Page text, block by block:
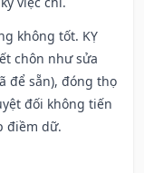
không tốt. KỴ
chôn như sửa
để sẵn), đóng thọ
đối không tiến
điềm dữ.